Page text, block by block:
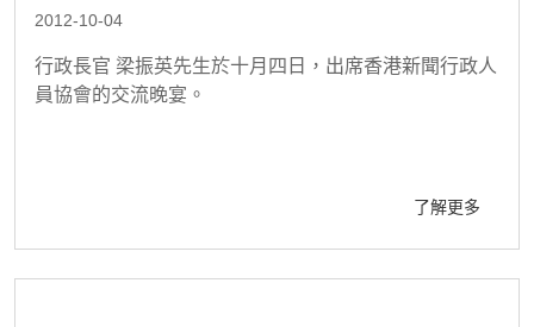
2012-10-04
行政長官 梁振英先生於十月四日，出席香港新聞行政人
員協會的交流晚宴。
了解更多